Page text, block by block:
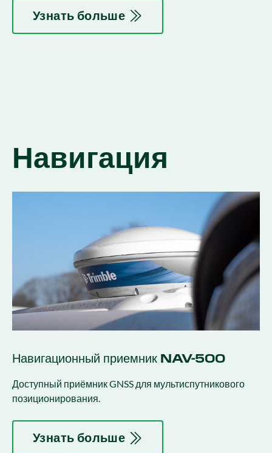
Узнать больше
Навигация
Навигационный приемник NAV-500
Доступный приёмник GNSS для мультиспутникового
позиционирования.
Узнать больше